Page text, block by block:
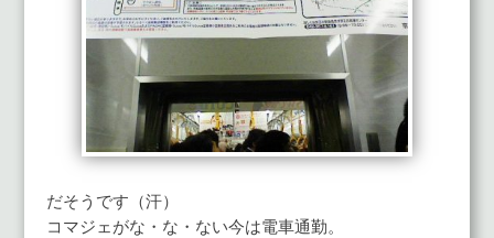
だそうです（汗）
コマジェがな・な・ない今は電車通勤。